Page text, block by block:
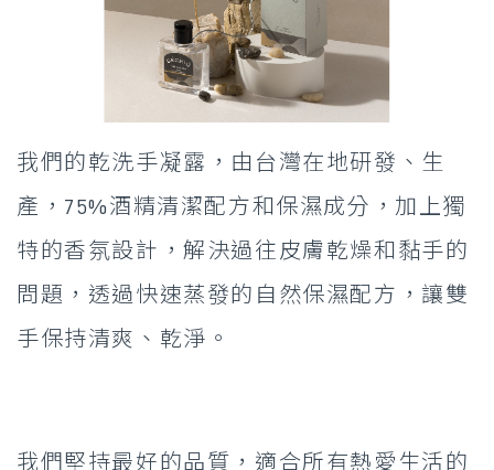
我們的乾洗手凝露，由台灣在地研發、生
產，75%酒精清潔配方和保濕成分，加上獨
特的香氛設計，解決過往皮膚乾燥和黏手的
問題，透過快速蒸發的自然保濕配方，讓雙
手保持清爽、乾淨。
我們堅持最好的品質，適合所有熱愛生活的